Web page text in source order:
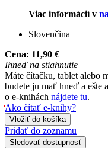
Viac informácií v
Slovenčina
Cena: 11,90 €
Ihneď na stiahnutie
Máte čítačku, tablet alebo
budete ju mať hneď a ešte
o e-knihách nájdete tu.
Ako čítať e-knihy?
Vložiť do košíka
Pridať do zoznamu
Sledovať dostupnosť